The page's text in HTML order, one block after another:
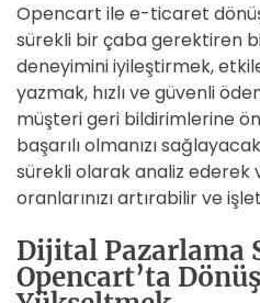
Opencart ile e-ticaret
sürekli bir çaba gerektiren
deneyimini iyileştirmek,
yazmak, hızlı ve güvenli
müşteri geri bildirimlerine
başarılı olmanızı
sürekli olarak analiz ederek
oranlarınızı artırabilir ve
Dijital Pazarlama
Opencart’ta